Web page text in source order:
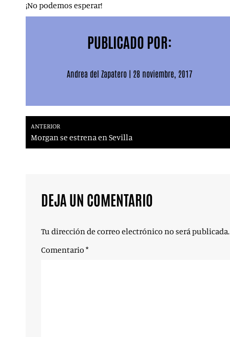
¡No podemos esperar!
PUBLICADO POR:
Andrea del Zapatero | 28 noviembre, 2017
ANTERIOR
Morgan se estrena en Sevilla
DEJA UN COMENTARIO
Tu dirección de correo electrónico no será publicada.
Comentario *